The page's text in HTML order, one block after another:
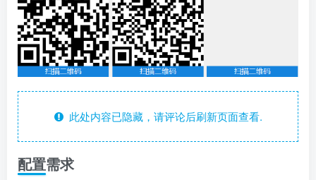
此处内容已隐藏，请评论后刷新页面查看.
配置需求